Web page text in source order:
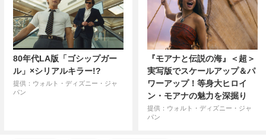
80年代LA版「ゴシップガー
ル」×シリアルキラー!?
提供：ウォルト・ディズニー・ジャ
パン
『モアナと伝説の海』＜超＞
実写版でスケールアップ＆パ
ワーアップ！等身大ヒロイ
ン・モアナの魅力を深掘り
提供：ウォルト・ディズニー・ジャ
パン